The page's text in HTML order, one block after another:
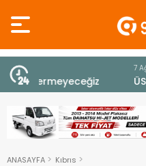
ÜSTEL: “ERENKÖY
ANASAYFA
Kıbrıs